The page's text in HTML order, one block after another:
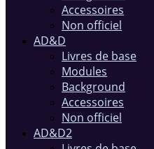
Accessoires
Non officiel
AD&D
Livres de base
Modules
Background
Accessoires
Non officiel
AD&D2